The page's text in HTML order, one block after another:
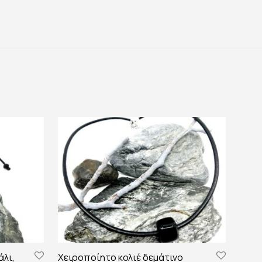
Χειροποίητο κολιέ δεμάτινο